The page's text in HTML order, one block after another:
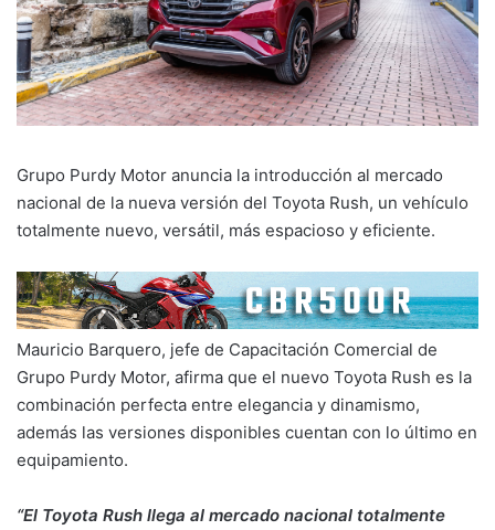
Grupo Purdy Motor anuncia la introducción al mercado
nacional de la nueva versión del Toyota Rush, un vehículo
totalmente nuevo, versátil, más espacioso y eficiente.
Mauricio Barquero, jefe de Capacitación Comercial de
Grupo Purdy Motor, afirma que el nuevo Toyota Rush es la
combinación perfecta entre elegancia y dinamismo,
además las versiones disponibles cuentan con lo último en
equipamiento.
“El Toyota Rush llega al mercado nacional totalmente